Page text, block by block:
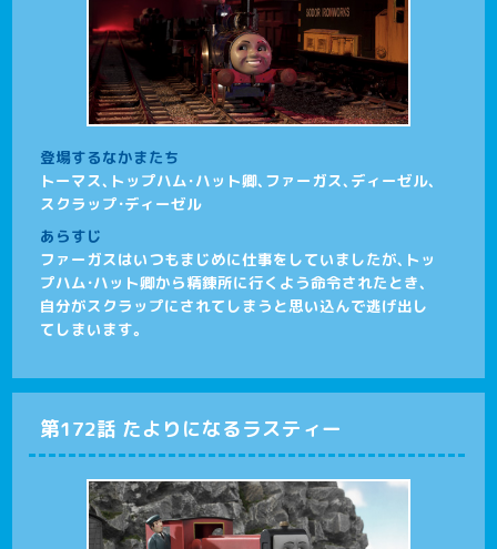
登場するなかまたち
トーマス、トップハム･ハット卿、ファーガス、ディーゼル、
スクラップ・ディーゼル
あらすじ
ファーガスはいつもまじめに仕事をしていましたが、トッ
プハム・ハット卿から精錬所に行くよう命令されたとき、
自分がスクラップにされてしまうと思い込んで逃げ出し
てしまいます。
第172話 たよりになるラスティー